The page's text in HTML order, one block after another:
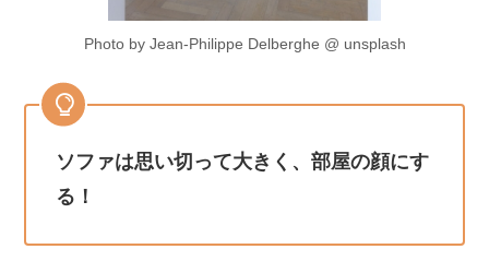
Photo by Jean-Philippe Delberghe @ unsplash
ソファは思い切って大きく、部屋の顔にす
る！